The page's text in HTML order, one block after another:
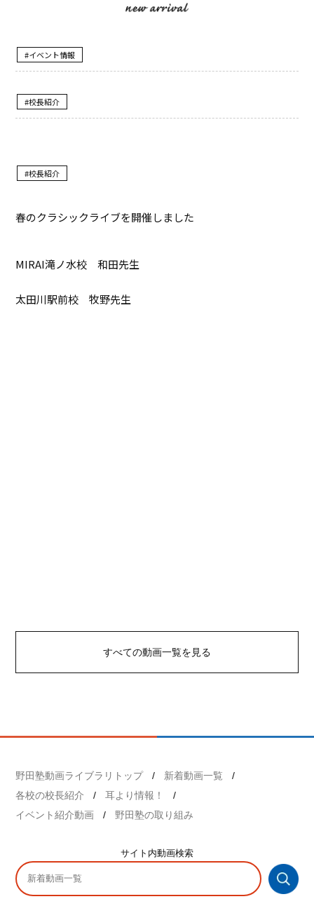
すべての動画一覧を見る
野田塾動画ライブラリトップ
新着動画一覧
各校の校長紹介
耳より情報！
イベント紹介動画
野田塾の取り組み
サイト内動画検索